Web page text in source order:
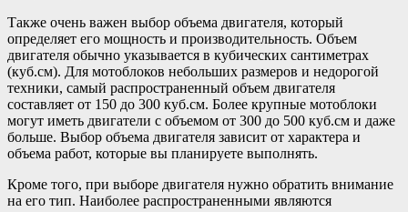
Также очень важен выбор объема двигателя, который
определяет его мощность и производительность. Объем
двигателя обычно указывается в кубических сантиметрах
(куб.см). Для мотоблоков небольших размеров и недорогой
техники, самый распространенный объем двигателя
составляет от 150 до 300 куб.см. Более крупные мотоблоки
могут иметь двигатели с объемом от 300 до 500 куб.см и даже
больше. Выбор объема двигателя зависит от характера и
объема работ, которые вы планируете выполнять.
Кроме того, при выборе двигателя нужно обратить внимание
на его тип. Наиболее распространенными являются